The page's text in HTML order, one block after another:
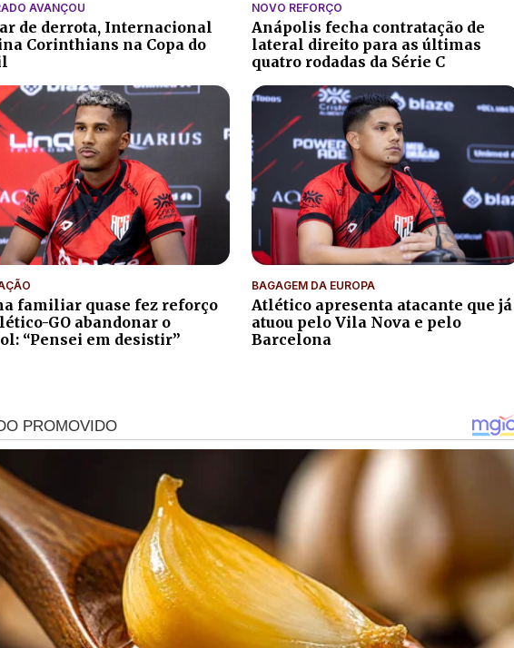
AVANÇOU
de derrota, Internacional
Corinthians na Copa do
NOVO REFORÇO
Anápolis fecha contratação de
lateral direito para as últimas
quatro rodadas da Série C
familiar quase fez reforço
GO abandonar o
“Pensei em desistir”
BAGAGEM DA EUROPA
Atlético apresenta atacante que já
atuou pelo Vila Nova e pelo
Barcelona